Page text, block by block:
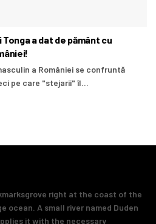
Tonga a dat de pământ cu
a României se confruntă
pe care "stejarii" îl...
right at the coast of the
ocean. A small river named Duden
it with the necessary